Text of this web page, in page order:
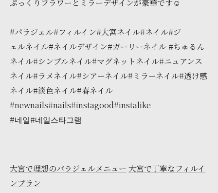
ぷっくりフラワーとミラーデザインが豪華です☺️
#パラジェル#フィルイン#大宮ネイル#ネイル#ジ
ェルネイル#ネイルデザイン#ガーリーネイル #ちゅるん
ネイル#シンプルネイル#マグネットネイル#ニュアンス
ネイル#ラメネイル#シアーネイル#ミラーネイル#透け感
ネイル#淡色ネイル#春ネイル
#newnails#nails#instagood#instalike
#네일#네일스타그램
大宮で理想のパラジェルメニュー 大宮で丁寧なフィルイ
ンプラン